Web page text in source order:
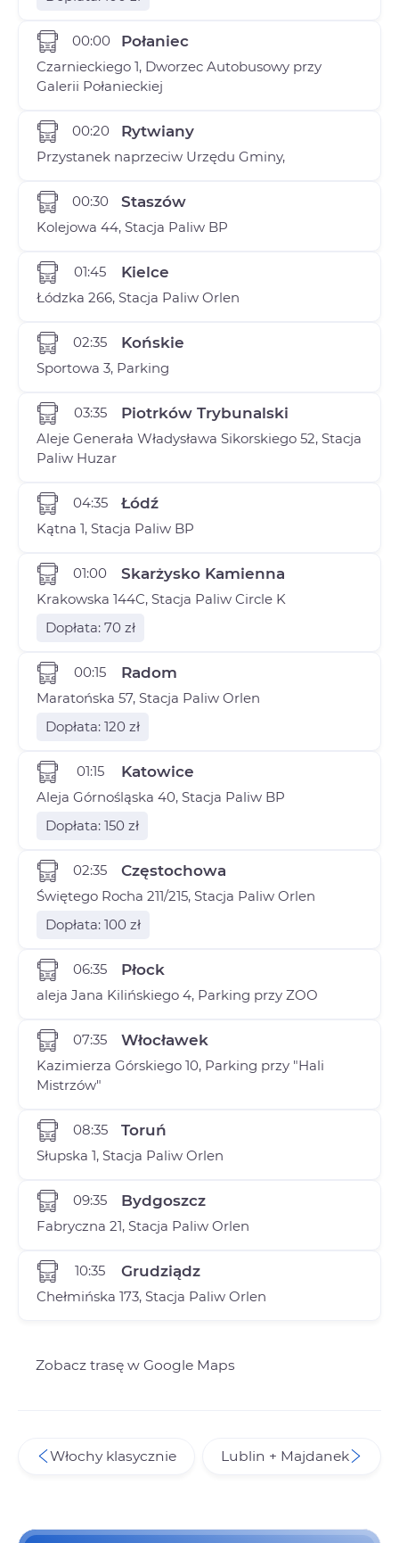
00:00 Połaniec
Czarnieckiego 1, Dworzec Autobusowy przy
Galerii Połanieckiej
00:20 Rytwiany
Przystanek naprzeciw Urzędu Gminy,
00:30 Staszów
Kolejowa 44, Stacja Paliw BP
01:45 Kielce
Łódzka 266, Stacja Paliw Orlen
02:35 Końskie
Sportowa 3, Parking
03:35 Piotrków Trybunalski
Aleje Generała Władysława Sikorskiego 52, Stacja
Paliw Huzar
04:35 Łódź
Kątna 1, Stacja Paliw BP
01:00 Skarżysko Kamienna
Krakowska 144C, Stacja Paliw Circle K
Dopłata: 70 zł
00:15 Radom
Maratońska 57, Stacja Paliw Orlen
Dopłata: 120 zł
01:15 Katowice
Aleja Górnośląska 40, Stacja Paliw BP
Dopłata: 150 zł
02:35 Częstochowa
Świętego Rocha 211/215, Stacja Paliw Orlen
Dopłata: 100 zł
06:35 Płock
aleja Jana Kilińskiego 4, Parking przy ZOO
07:35 Włocławek
Kazimierza Górskiego 10, Parking przy "Hali
Mistrzów"
08:35 Toruń
Słupska 1, Stacja Paliw Orlen
09:35 Bydgoszcz
Fabryczna 21, Stacja Paliw Orlen
10:35 Grudziądz
Chełmińska 173, Stacja Paliw Orlen
Zobacz trasę w Google Maps
Włochy klasycznie Lublin + Majdanek